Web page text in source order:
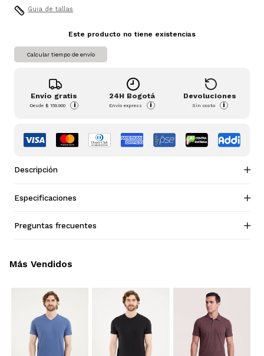
Guia de tallas
Este producto no tiene existencias
Calcular tiempo de envío
Envío gratis
Desde$ 159.900 i
24H Bogotá
Envío express i
Devoluciones
Sin costo i
Descripción
Especificaciones
Preguntas frecuentes
Más Vendidos